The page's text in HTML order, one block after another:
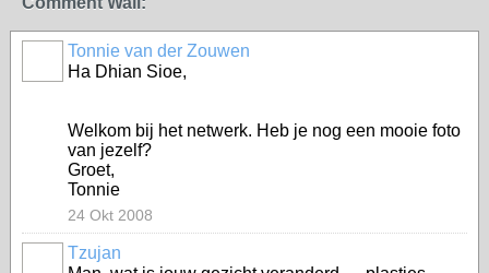
Tonnie van der Zouwen
Ha Dhian Sioe,
Welkom bij het netwerk. Heb je nog een mooie foto
van jezelf?
Groet,
Tonnie
24 Okt 2008
Tzujan